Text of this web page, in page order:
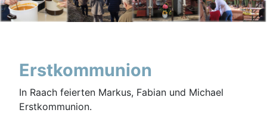
Erstkommunion
In Raach feierten Markus, Fabian und Michael
Erstkommunion.